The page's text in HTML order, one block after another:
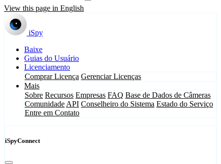
View this page in English
iSpy
Baixe
Guias do Usuário
Licenciamento
Comprar Licença Gerenciar Licenças
Mais
Sobre Recursos Empresas FAQ Base de Dados de Câmeras
Comunidade API Conselheiro do Sistema Estado do Serviço
Entre em Contato
iSpyConnect